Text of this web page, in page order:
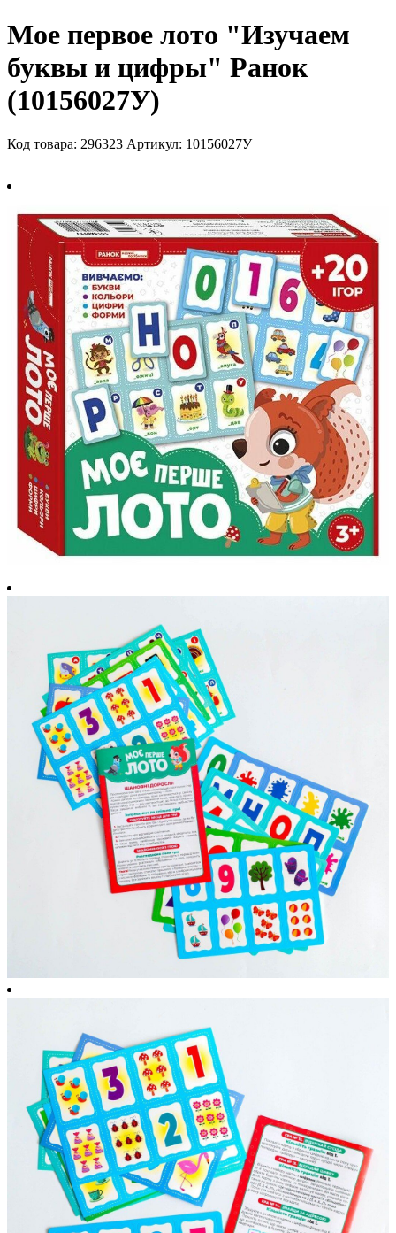
Мое первое лото "Изучаем
буквы и цифры" Ранок
(10156027У)
Код товара: 296323 Артикул: 10156027У